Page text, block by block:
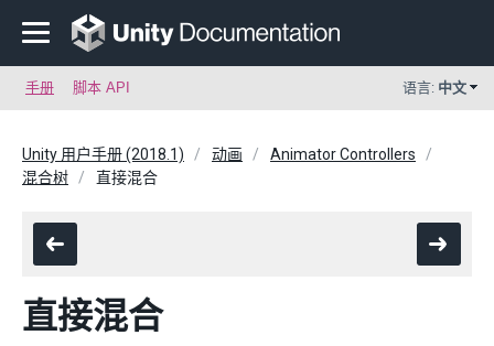
手册 脚本 API 语言: 中文
Unity 用户手册 (2018.1) 动画
Animator Controllers
混合树
直接混合
直接混合